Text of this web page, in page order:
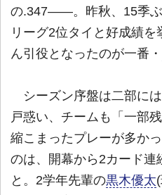
の.347――。昨秋、15季ぶ
リーグ2位タイと好成績
ん引役となったのが一番・
シーズン序盤は二部に
戸惑い、チームも「一部
縮こまったプレーが多か
のは、開幕から2カード連
と。2学年先輩の黒木優太